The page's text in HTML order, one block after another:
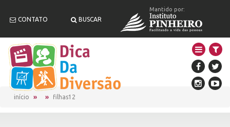
CONTATO BUSCAR
Mantido por:
início filhas12